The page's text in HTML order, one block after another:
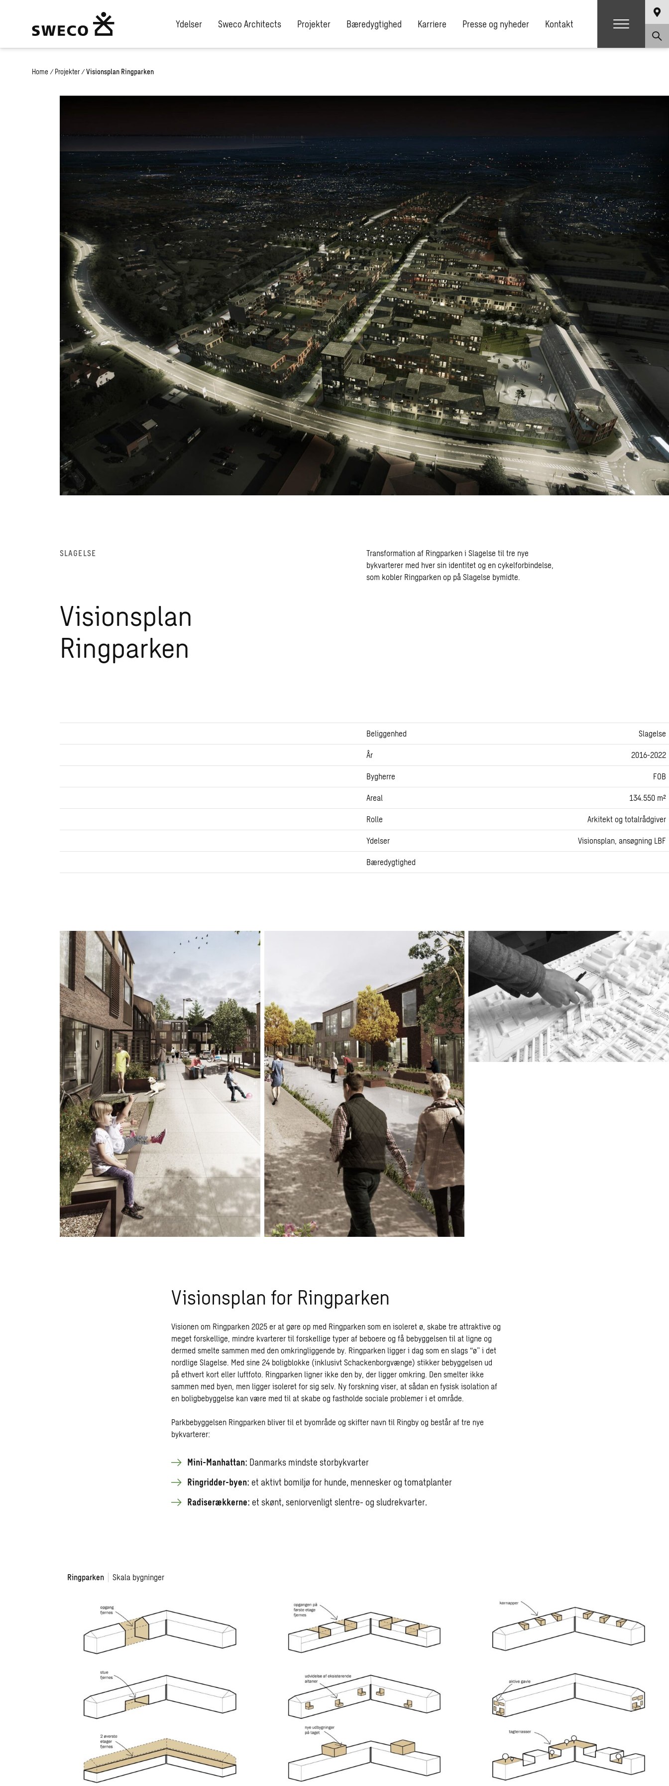
Ydelser Sweco Architects Projekter Bæredygtighed Karriere Presse og nyheder Kontakt
Home / Projekter / Visionsplan Ringparken
SLAGELSE
Visionsplan
Ringparken
Transformation af Ringparken i Slagelse til tre nye
bykvarterer med hver sin identitet og en cykelforbindelse,
som kobler Ringparken op på Slagelse bymidte.
Beliggenhed Slagelse
År 2016-2022
Bygherre FOB
Areal 134.550 m²
Rolle Arkitekt og totalrådgiver
Ydelser Visionsplan, ansøgning LBF
Bæredygtighed
Visionsplan for Ringparken
Visionen om Ringparken 2025 er at gøre op med Ringparken som en isoleret ø, skabe tre attraktive og
meget forskellige, mindre kvarterer til forskellige typer af beboere og få bebyggelsen til at ligne og
dermed smelte sammen med den omkringliggende by. Ringparken ligger i dag som en slags “ø” i det
nordlige Slagelse. Med sine 24 boligblokke (inklusivt Schackenborgvænge) stikker bebyggelsen ud
på ethvert kort eller luftfoto. Ringparken ligner ikke den by, der ligger omkring. Den smelter ikke
sammen med byen, men ligger isoleret for sig selv. Ny forskning viser, at sådan en fysisk isolation af
en boligbebyggelse kan være med til at skabe og fastholde sociale problemer i et område.
Parkbebyggelsen Ringparken bliver til et byområde og skifter navn til Ringby og består af tre nye
bykvarterer:
Mini-Manhattan: Danmarks mindste storbykvarter
Ringridder-byen: et aktivt bomiljø for hunde, mennesker og tomatplanter
Radiserækkerne: et skønt, seniorvenligt slentre- og sludrekvarter.
Ringparken Skala bygninger